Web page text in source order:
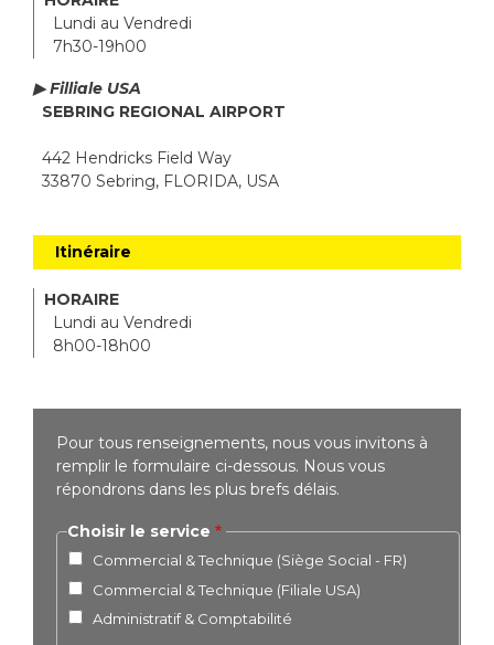
Lundi au Vendredi
7h30-19h00
▶ Filliale USA
SEBRING REGIONAL AIRPORT
442 Hendricks Field Way
33870 Sebring, FLORIDA, USA
Itinéraire
HORAIRE
Lundi au Vendredi
8h00-18h00
Pour tous renseignements, nous vous invitons à
remplir le formulaire ci-dessous. Nous vous
répondrons dans les plus brefs délais.
Choisir le service
Commercial & Technique (Siège Social - FR)
Commercial & Technique (Filiale USA)
Administratif & Comptabilité